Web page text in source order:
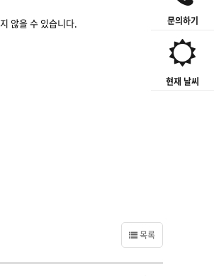
문의하기
현재 날씨
않을 수 있습니다.
목록